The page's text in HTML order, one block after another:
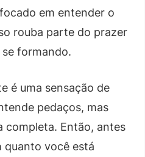
em entender o
rouba parte do prazer
formando.
é uma sensação de
pedaços, mas
completa. Então, antes
quanto você está